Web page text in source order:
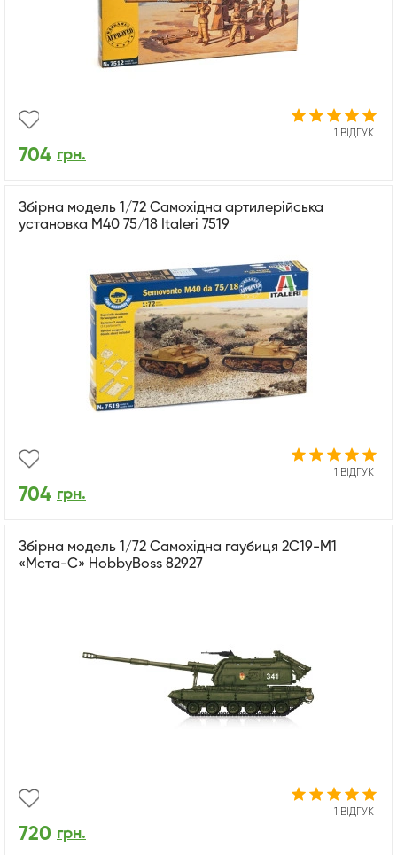
1 ВІДГУК
704 грн.
Збірна модель 1/72 Самохідна артилерійська
установка М40 75/18 Italeri 7519
1 ВІДГУК
704 грн.
Збірна модель 1/72 Самохідна гаубиця 2С19-М1
«Мста-С» HobbyBoss 82927
1 ВІДГУК
720 грн.